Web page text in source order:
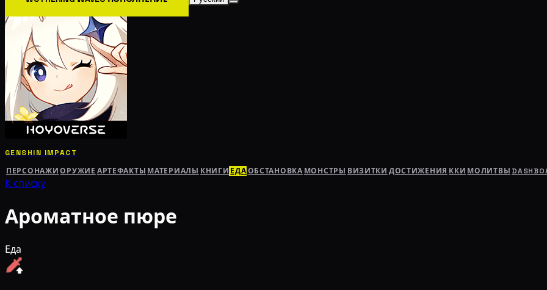
GENSHIN IMPACT
ПЕРСОНАЖИ ОРУЖИЕ АРТЕФАКТЫ МАТЕРИАЛЫ КНИГИ ЕДАОБСТАНОВКА МОНСТРЫ ВИЗИТКИ ДОСТИЖЕНИЯ ККИ МОЛИТВЫ
К списку
Ароматное пюре
Еда